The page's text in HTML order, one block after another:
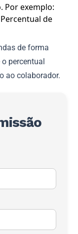
Por exemplo:
de
de forma
percentual
ao colaborador.